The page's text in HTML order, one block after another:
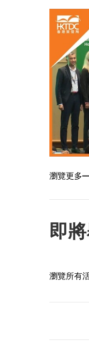
瀏覽更多
即
瀏覽所有